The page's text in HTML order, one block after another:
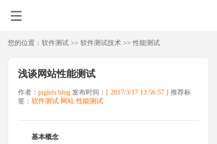
您的位置： 软件测试 >> 软件测试技术 >>性能测试
浅谈网站性能测试
作者： pigleis blog 发布时间： [ 2017/3/17 13:56:57 ] 推荐标
签： 软件测试 网站 性能测试
基本概念